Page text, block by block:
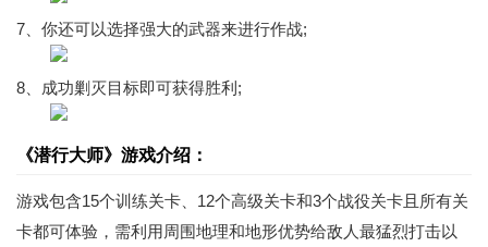
7、你还可以选择强大的武器来进行作战;
8、成功剿灭目标即可获得胜利;
《潜行大师》游戏介绍：
游戏包含15个训练关卡、12个高级关卡和3个战役关卡且所有关
卡都可体验，需利用周围地理和地形优势给敌人最猛烈打击以